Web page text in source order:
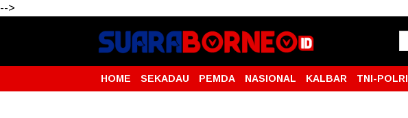
-->
HOME SEKADAU PEMDA NASIONAL KALBAR TNI-POLRI